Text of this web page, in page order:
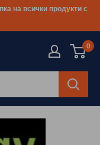
на всички продукти с
0